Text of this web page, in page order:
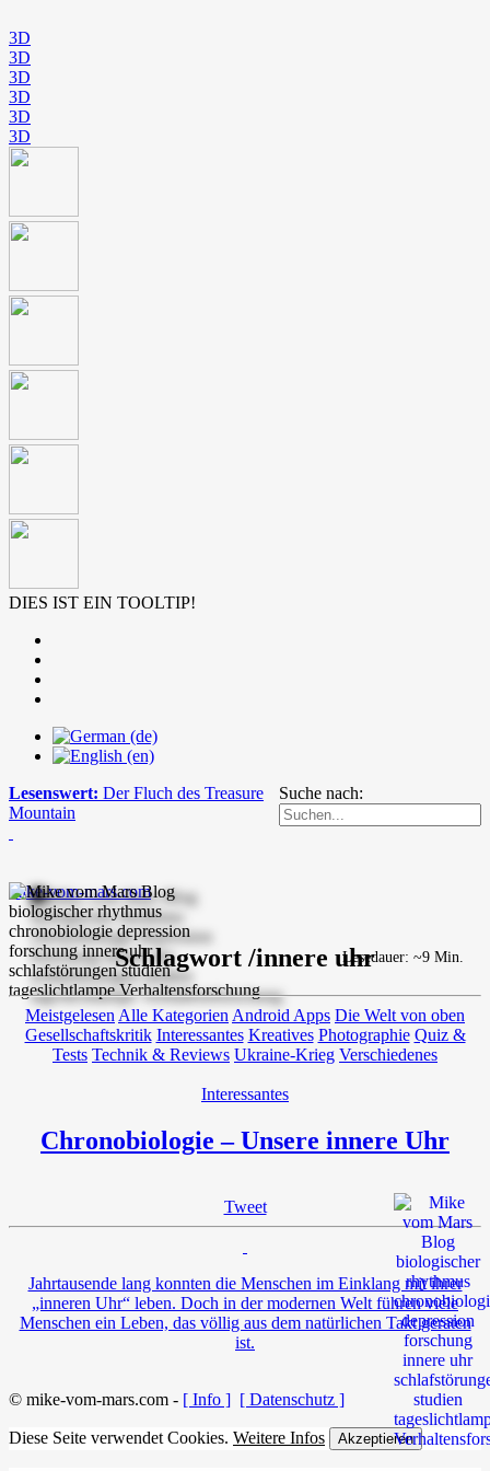
3D
3D
3D
3D
3D
3D
DIES IST EIN TOOLTIP!
Suche nach:
Lesenswert: Der Fluch des Treasure
Mountain
mike-vom-mars.com
Schlagwort /innere uhr
Meistgelesen Alle Kategorien Android Apps Die Welt von oben
Gesellschaftskritik Interessantes Kreatives Photographie Quiz &
Tests Technik & Reviews Ukraine-Krieg Verschiedenes
Interessantes
Chronobiologie – Unsere innere Uhr
Tweet
Lesedauer: ~9 Min.
Jahrtausende lang konnten die Menschen im Einklang mit ihrer
„inneren Uhr“ leben. Doch in der modernen Welt führen viele
Menschen ein Leben, das völlig aus dem natürlichen Takt geraten
ist.
© mike-vom-mars.com - [ Info ] [ Datenschutz ]
Diese Seite verwendet Cookies. Weitere Infos Akzeptieren